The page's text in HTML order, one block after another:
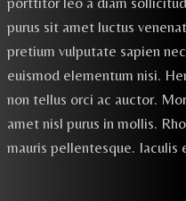
purus sit amet luctus
pretium vulputate sapien
euismod elementum nisi.
non tellus orci ac auctor.
amet nisl purus in mollis.
mauris pellentesque. Iaculis